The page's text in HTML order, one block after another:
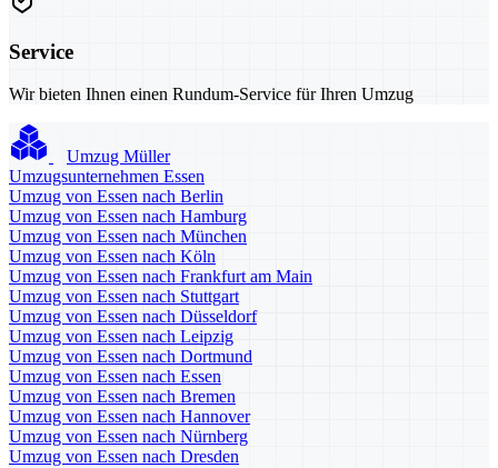
Service
Wir bieten Ihnen einen Rundum-Service für Ihren Umzug
Umzug Müller
Umzugsunternehmen Essen
Umzug von Essen nach Berlin
Umzug von Essen nach Hamburg
Umzug von Essen nach München
Umzug von Essen nach Köln
Umzug von Essen nach Frankfurt am Main
Umzug von Essen nach Stuttgart
Umzug von Essen nach Düsseldorf
Umzug von Essen nach Leipzig
Umzug von Essen nach Dortmund
Umzug von Essen nach Essen
Umzug von Essen nach Bremen
Umzug von Essen nach Hannover
Umzug von Essen nach Nürnberg
Umzug von Essen nach Dresden